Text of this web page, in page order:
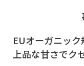
EUオーガニッ
上品な甘さでク